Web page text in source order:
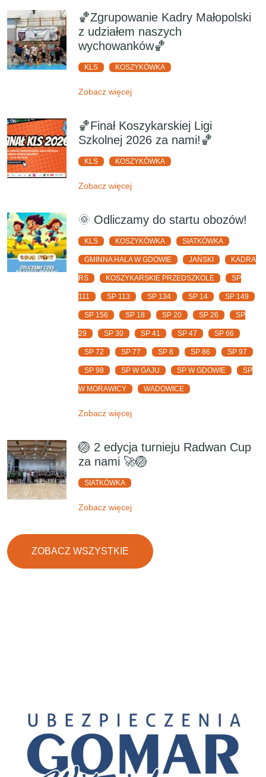
🏀Zgrupowanie Kadry Małopolski
z udziałem naszych
wychowanków🏀
KLS KOSZYKÓWKA
Zobacz więcej
🏀Finał Koszykarskiej Ligi
Szkolnej 2026 za nami!🏀
KLS KOSZYKÓWKA
Zobacz więcej
🌞 Odliczamy do startu obozów!
KLS KOSZYKÓWKA SIATKÓWKA
GMINNA HALA W GDOWIE JAŃSKI KADRA
RS KOSZYKARSKIE PRZEDSZKOLE SP
111 SP 113 SP 134 SP 14 SP 149
SP 156 SP 18 SP 20 SP 26 SP
29 SP 30 SP 41 SP 47 SP 66
SP 72 SP 77 SP 8 SP 86 SP 97
SP 98 SP W GAJU SP W GDOWIE SP
W MORAWICY WADOWICE
Zobacz więcej
🏐 2 edycja turnieju Radwan Cup
za nami 🚀🏐
SIATKÓWKA
Zobacz więcej
ZOBACZ WSZYSTKIE